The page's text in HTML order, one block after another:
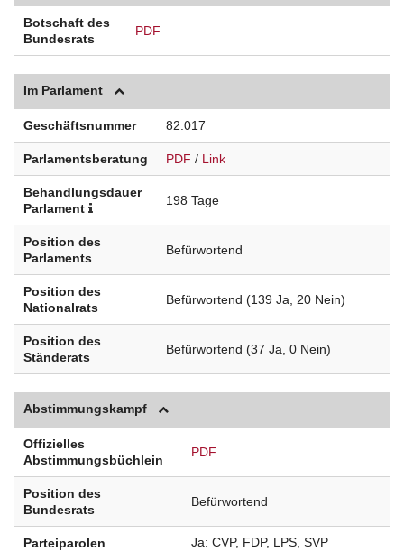
Botschaft des
Bundesrats
PDF
Im Parlament
Geschäftsnummer 82.017
Parlamentsberatung PDF / Link
Behandlungsdauer
Parlament
198 Tage
Position des
Parlaments
Befürwortend
Position des
Nationalrats
Befürwortend (139 Ja, 20 Nein)
Position des
Ständerats
Befürwortend (37 Ja, 0 Nein)
Abstimmungskampf
Offizielles
Abstimmungsbüchlein
PDF
Position des
Bundesrats
Befürwortend
Parteiparolen Ja CVP FDP LPS SVP